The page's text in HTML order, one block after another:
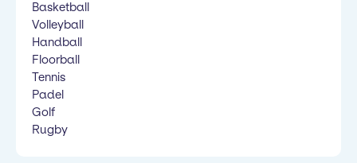
Basketball
Volleyball
Handball
Floorball
Tennis
Padel
Golf
Rugby